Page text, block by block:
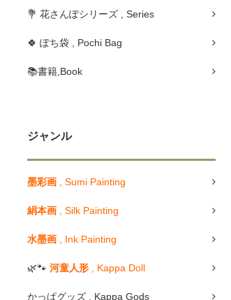
💐 花さんぽシリーズ , Series
🍀 ぽち袋 , Pochi Bag
📚書籍,Book
ジャンル
墨彩画 , Sumi Painting
絹本画 , Silk Painting
水墨画 , Ink Painting
🌿🐾 河童人形 , Kappa Doll
かっぱグッズ , Kappa Gods